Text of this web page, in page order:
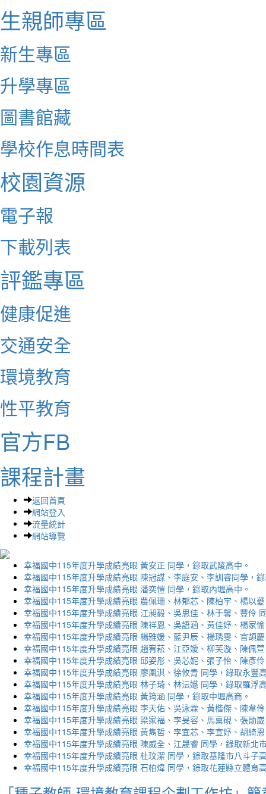
生親師專區
新生專區
升學專區
圖書館藏
學校作息時間表
校園資源
電子報
下載列表
評鑑專區
健康促進
交通安全
環境教育
性平教育
官方FB
課程計畫
返回首頁
網站登入
流量統計
網站導覽
幸福國中115年度升學成績亮眼 黃安正 同學，錄取武陵高中。
幸福國中115年度升學成績亮眼 陳冠謀、李庭安、李訓睿同學，
幸福國中115年度升學成績亮眼 潘奕愷 同學，錄取內壢高中。
幸福國中115年度升學成績亮眼 農佩珊、林郁芯、陳柏宇、楊以
幸福國中115年度升學成績亮眼 江昶毅、吳思佳、林于馨、豐伶
幸福國中115年度升學成績亮眼 陳祥恩、吳語涵、黃佳妤、楊家
幸福國中115年度升學成績亮眼 楊雅媛、藍尹辰、楊琇雯、官頡
幸福國中115年度升學成績亮眼 趙宥菘、江亞嬡、柳芙漩、陳佩
幸福國中115年度升學成績亮眼 邱姿彤、吳芯妮、張子怡、陳彥
幸福國中115年度升學成績亮眼 廖凰淇、徐攸青 同學，錄取永豐
幸福國中115年度升學成績亮眼 林子琦、林沄嬨 同學，錄取羅浮
幸福國中115年度升學成績亮眼 黃筠涵 同學，錄取中壢高商。
幸福國中115年度升學成績亮眼 李天佑、吳泳霖、黃楷傑、陳韋
幸福國中115年度升學成績亮眼 梁家福、李旻容、馬稟硯、張勛
幸福國中115年度升學成績亮眼 黃雋哲、李宜芯、李宣妤、胡綺
幸福國中115年度升學成績亮眼 陳威全、江晟睿 同學，錄取新北
幸福國中115年度升學成績亮眼 杜玟潔 同學，錄取基隆市八斗子
幸福國中115年度升學成績亮眼 石柏煒 同學，錄取花蓮縣立體育